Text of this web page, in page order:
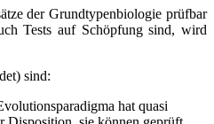
der Grundtypenbiologie prüfbar
Tests auf Schöpfung sind, wird
sind:
hat quasi